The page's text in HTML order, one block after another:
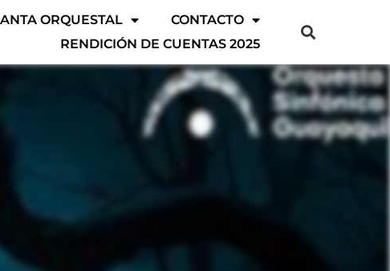
ORQUESTAL
CONTACTO
RENDICIÓN DE CUENTAS 2025